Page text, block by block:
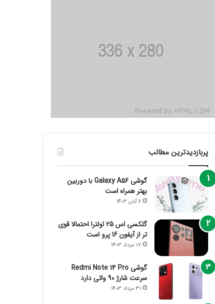
پربازدیدترین مطالب
گوشی Galaxy A56 با دوربین
بهتر همراه است
6 آبان 1403
گلکسی اس 25 اولترا احتمالا قوی
تر از آیفون 16 پرو است
17 مرداد 1403
گوشی Redmi Note 14 Pro
سرعت شارژ 90 واتی دارد
31 مرداد 1403